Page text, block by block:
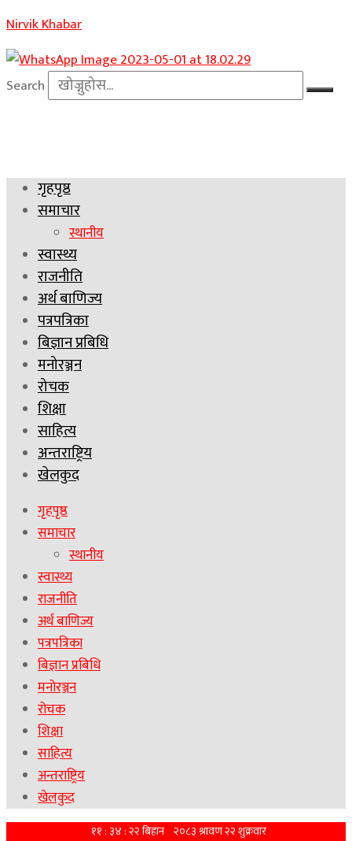
Nirvik Khabar
Search
गृहपृष्ठ
समाचार
स्थानीय
स्वास्थ्य
राजनीति
अर्थ बाणिज्य
पत्रपत्रिका
बिज्ञान प्रबिधि
मनोरञ्जन
रोचक
शिक्षा
साहित्य
अन्तराष्ट्रिय
खेलकुद
गृहपृष्ठ
समाचार
स्थानीय
स्वास्थ्य
राजनीति
अर्थ बाणिज्य
पत्रपत्रिका
बिज्ञान प्रबिधि
मनोरञ्जन
रोचक
शिक्षा
साहित्य
अन्तराष्ट्रिय
खेलकुद